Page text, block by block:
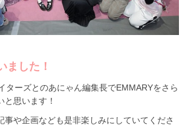
ました！
ターズとのあにゃん編集長でEMMARYをさら
と思います！
事や企画なども是非楽しみにしていてくださ